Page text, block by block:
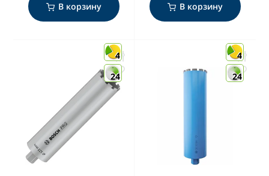
В корзину В корзину
4
24
4
24